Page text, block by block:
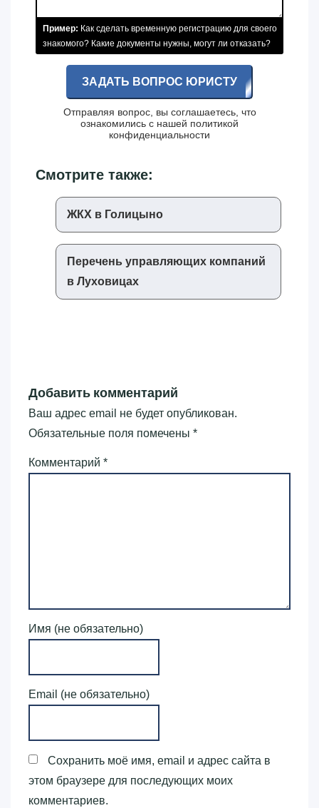
Пример: Как сделать временную регистрацию для своего
знакомого? Какие документы нужны, могут ли отказать?
ЗАДАТЬ ВОПРОС ЮРИСТУ
Отправляя вопрос, вы соглашаетесь, что
ознакомились с нашей политикой
конфиденциальности
Смотрите также:
ЖКХ в Голицыно
Перечень управляющих компаний
в Луховицах
Добавить комментарий
Ваш адрес email не будет опубликован.
Обязательные поля помечены *
Комментарий *
Имя (не обязательно)
Email (не обязательно)
Сохранить моё имя, email и адрес сайта в
этом браузере для последующих моих
комментариев.